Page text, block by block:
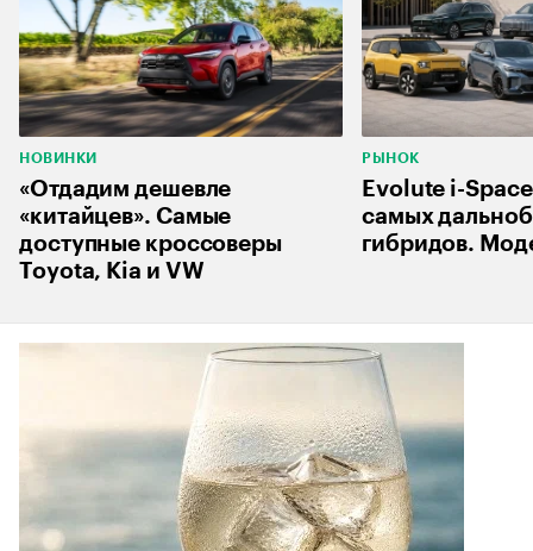
НОВИНКИ
«Отдадим дешевле
«китайцев». Самые
доступные кроссоверы
Toyota, Kia и VW
РЫНОК
Evolute i-
самых
гибридов.